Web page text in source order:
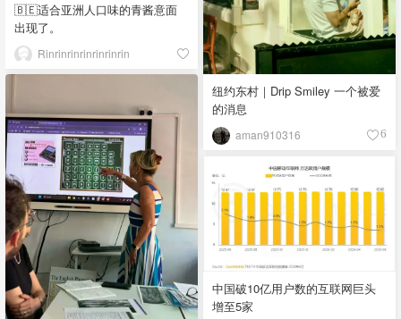
🇧🇪适合亚洲人口味的青酱意面
出现了。
Rinrinrinrinrinrinrin
纽约东村｜Drip Smiley 一个被爱
的消息
aman910316 6
中国破10亿用户数的互联网巨头
增至5家